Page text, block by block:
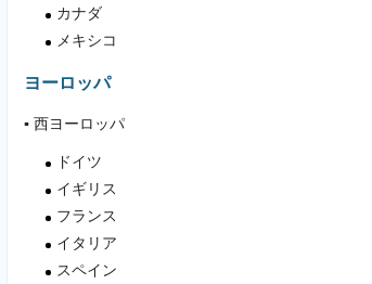
カナダ
メキシコ
ヨーロッパ
▪ 西ヨーロッパ
ドイツ
イギリス
フランス
イタリア
スペイン